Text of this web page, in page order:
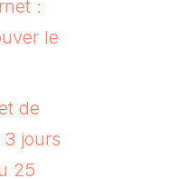
:
le
de
jours
25